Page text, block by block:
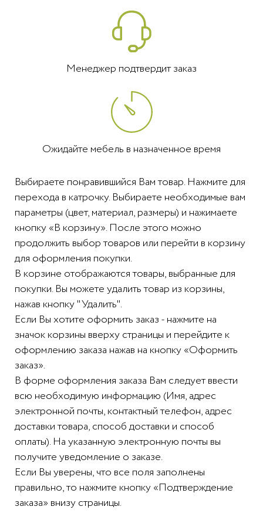
Менеджер подтвердит заказ
Ожидайте мебель в назначенное время
Выбираете понравившийся Вам товар. Нажмите для
перехода в катрочку. Выбираете необходимые вам
параметры (цвет, материал, размеры) и нажимаете
кнопку «В корзину». После этого можно
продолжить выбор товаров или перейти в корзину
для оформления покупки.
В корзине отображаются товары, выбранные для
покупки. Вы можете удалить товар из корзины,
нажав кнопку "Удалить".
Если Вы хотите оформить заказ - нажмите на
значок корзины вверху страницы и перейдите к
оформлению заказа нажав на кнопку «Оформить
заказ».
В форме оформления заказа Вам следует ввести
всю необходимую информацию (Имя, адрес
электронной почты, контактный телефон, адрес
доставки товара, способ доставки и способ
оплаты). На указанную электронную почты вы
получите уведомление о заказе.
Если Вы уверены, что все поля заполнены
правильно, то нажмите кнопку «Подтверждение
заказа» внизу страницы.